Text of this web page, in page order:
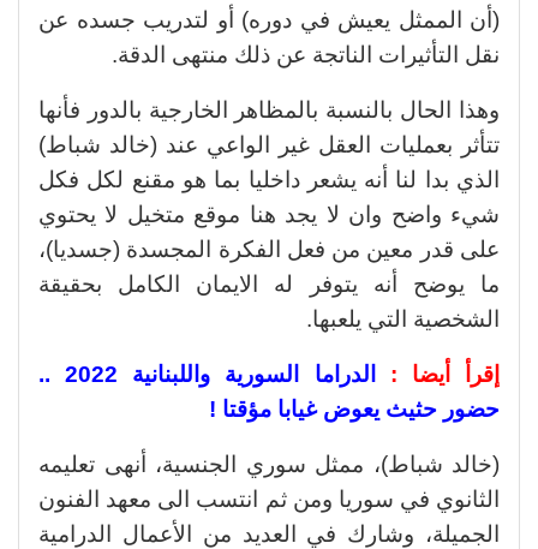
(أن الممثل يعيش في دوره) أو لتدريب جسده عن
نقل التأثيرات الناتجة عن ذلك منتهى الدقة.
وهذا الحال بالنسبة بالمظاهر الخارجية بالدور فأنها
تتأثر بعمليات العقل غير الواعي عند (خالد شباط)
الذي بدا لنا أنه يشعر داخليا بما هو مقنع لكل فكل
شيء واضح وان لا يجد هنا موقع متخيل لا يحتوي
على قدر معين من فعل الفكرة المجسدة (جسديا)،
ما يوضح أنه يتوفر له الايمان الكامل بحقيقة
الشخصية التي يلعبها.
إقرأ أيضا :
الدراما السورية واللبنانية 2022 ..
حضور حثيث يعوض غيابا مؤقتا !
(خالد شباط)، ممثل سوري الجنسية، أنهى تعليمه
الثانوي في سوريا ومن ثم انتسب الى معهد الفنون
الجميلة، وشارك في العديد من الأعمال الدرامية